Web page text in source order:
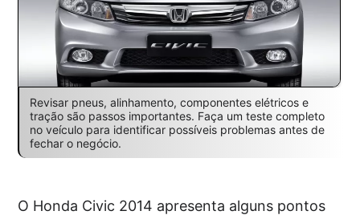
Revisar pneus, alinhamento, componentes elétricos e
tração são passos importantes. Faça um teste completo
no veículo para identificar possíveis problemas antes de
fechar o negócio.
O Honda Civic 2014 apresenta alguns pontos